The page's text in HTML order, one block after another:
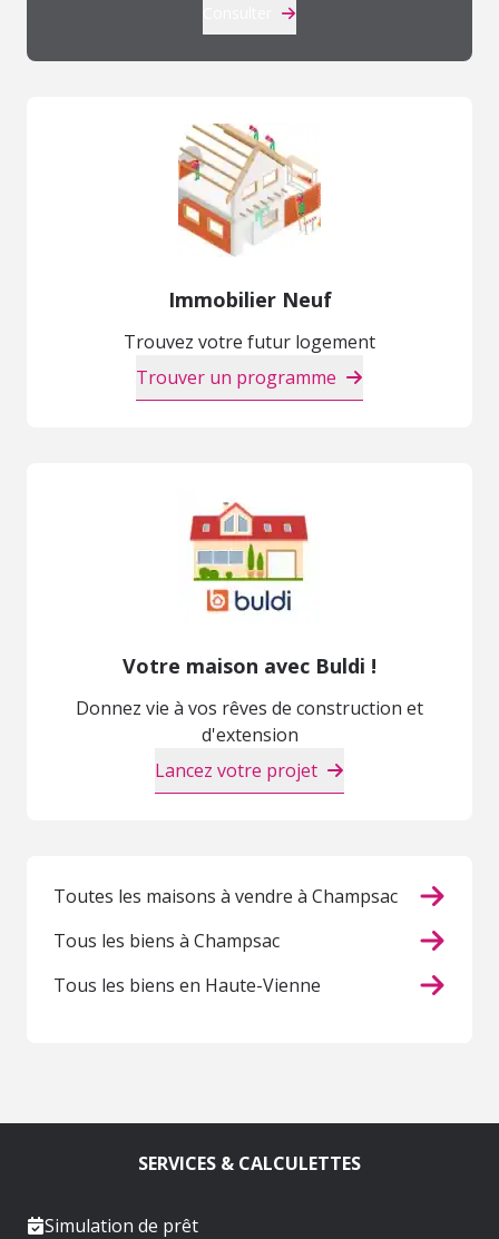
Immobilier Neuf
Trouvez votre futur logement
Trouver un programme
Votre maison avec Buldi !
Donnez vie à vos rêves de construction et
d'extension
Lancez votre projet
Toutes les maisons à vendre à Champsac
Tous les biens à Champsac
Tous les biens en Haute-Vienne
SERVICES & CALCULETTES
Simulation de prêt